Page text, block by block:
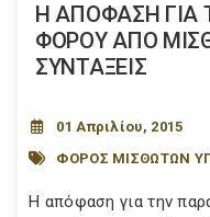
Η ΑΠΟΦΑΣΗ ΓΙΑ
ΦΟΡΟΥ ΑΠΟ
ΣΥΝΤΑΞΕΙΣ
01 Απριλίου, 2015
ΦΟΡΟΣ ΜΙΣΘΩΤΩΝ
Η απόφαση για την